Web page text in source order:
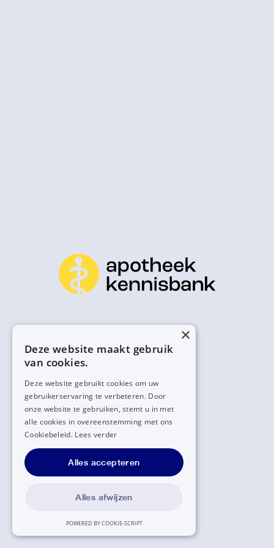
×
Deze website maakt gebruik
van cookies.
Deze website gebruikt cookies om uw
gebruikerservaring te verbeteren. Door
onze website te gebruiken, stemt u in met
alle cookies in overeenstemming met ons
Cookiebeleid. Lees verder
Alles accepteren
Alles afwijzen
POWERED BY COOKIE-SCRIPT